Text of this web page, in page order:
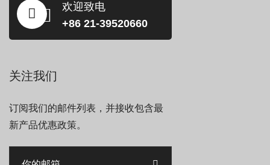
欢迎致电
+86 21-39520660
关注我们
订阅我们的邮件列表，并接收包含最
新产品优惠政策。